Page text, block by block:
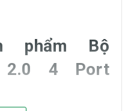
phẩm Bộ
2.0 4 Port